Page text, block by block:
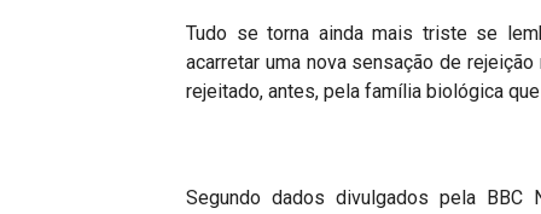
Tudo se torna ainda mais triste se
acarretar uma nova sensação de
rejeitado, antes, pela família biológica
Segundo dados divulgados pela